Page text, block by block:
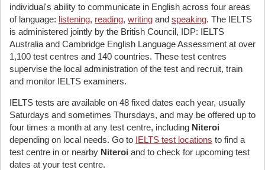
individual's ability to communicate in English across four areas
of language: listening, reading, writing and speaking. The IELTS
is administered jointly by the British Council, IDP: IELTS
Australia and Cambridge English Language Assessment at over
1,100 test centres and 140 countries. These test centres
supervise the local administration of the test and recruit, train
and monitor IELTS examiners.
IELTS tests are available on 48 fixed dates each year, usually
Saturdays and sometimes Thursdays, and may be offered up to
four times a month at any test centre, including Niteroi
depending on local needs. Go to IELTS test locations to find a
test centre in or nearby Niteroi and to check for upcoming test
dates at your test centre.